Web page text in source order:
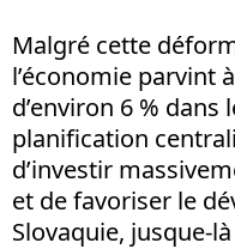
Malgré cette
l’économie parvint
d’environ 6 % dans
planification
d’investir
et de favoriser le
Slovaquie, jusque-